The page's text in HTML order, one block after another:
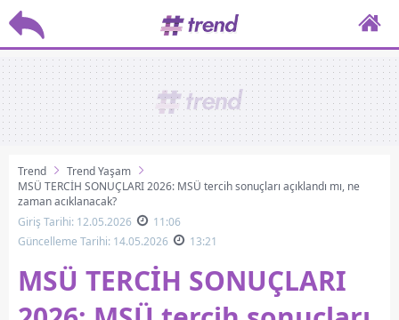
Trend
Trend Yaşam
MSÜ TERCİH SONUÇLARI 2026: MSÜ tercih sonuçları açıklandı mı, ne
zaman açıklanacak?
Giriş Tarihi: 12.05.2026
11:06
Güncelleme Tarihi: 14.05.2026
13:21
MSÜ TERCİH SONUÇLARI